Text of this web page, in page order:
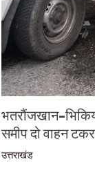
भतरौंजखान-
समीप दो वाहन
उत्तराखंड